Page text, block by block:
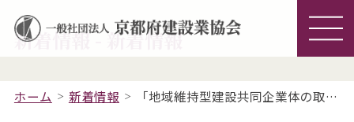
新着情報 - 新着情報
ホーム 新着情報 「地域維持型建設共同企業体の取扱いについて」の一部改正について